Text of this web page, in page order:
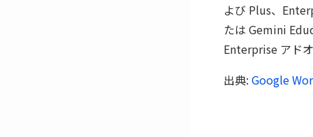
よび Plus、
たは Gemini
Enterprise アド
出典: Google